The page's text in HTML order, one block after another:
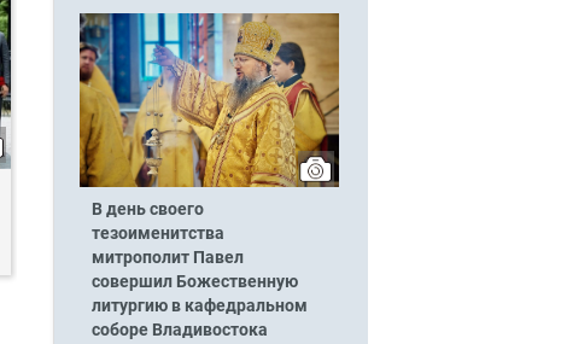
В день своего
тезоименитства
митрополит Павел
совершил Божественную
литургию в кафедральном
соборе Владивостока